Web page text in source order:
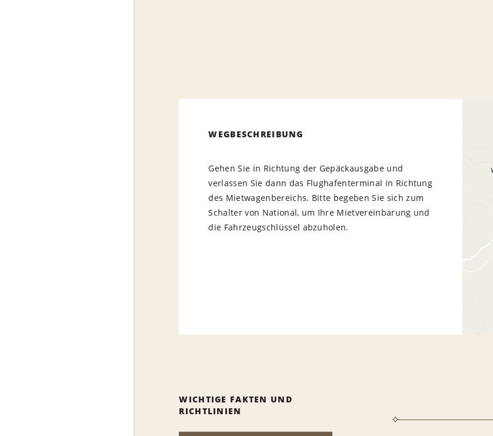
WEGBESCHREIBUNG
Gehen Sie in Richtung der Gepäckausgabe und
verlassen Sie dann das Flughafenterminal in Richtung
des Mietwagenbereichs. Bitte begeben Sie sich zum
Schalter von National, um Ihre Mietvereinbarung und
die Fahrzeugschlüssel abzuholen.
WICHTIGE FAKTEN UND
RICHTLINIEN